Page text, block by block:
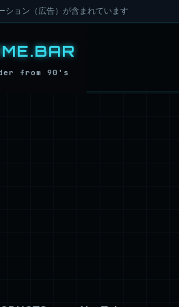
ション（広告）が含まれています